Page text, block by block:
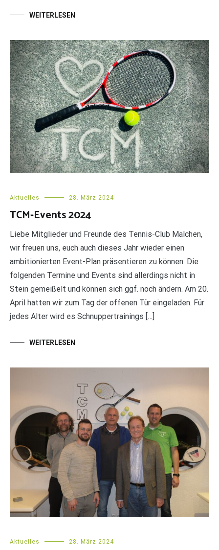
WEITERLESEN
Aktuelles 28. März 2024
TCM-Events 2024
Liebe Mitglieder und Freunde des Tennis-Club Malchen,
wir freuen uns, euch auch dieses Jahr wieder einen
ambitionierten Event-Plan präsentieren zu können. Die
folgenden Termine und Events sind allerdings nicht in
Stein gemeißelt und können sich ggf. noch ändern. Am 20.
April hatten wir zum Tag der offenen Tür eingeladen. Für
jedes Alter wird es Schnuppertrainings […]
WEITERLESEN
Aktuelles 28. März 2024